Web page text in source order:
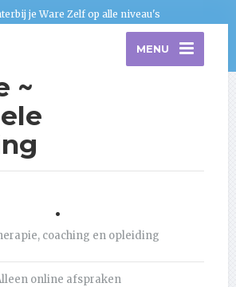
je Ware Zelf op alle niveau's
~
MENU
.
coaching en opleiding
online afspraken